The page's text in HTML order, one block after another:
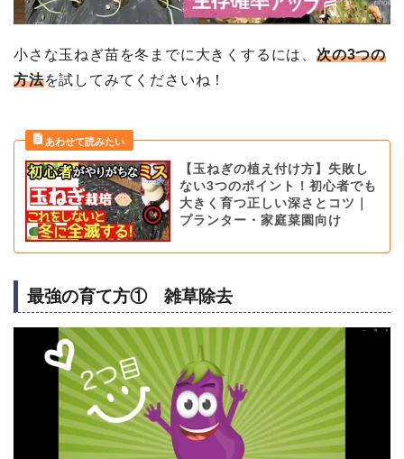
小さな玉ねぎ苗を冬までに大きくするには、 次の3つの
方法を試してみてくださいね！
【玉ねぎの植え付け方】失敗し
ない3つのポイント！初心者でも
大きく育つ正しい深さとコツ｜
プランター・家庭菜園向け
最強の育て方① 雑草除去